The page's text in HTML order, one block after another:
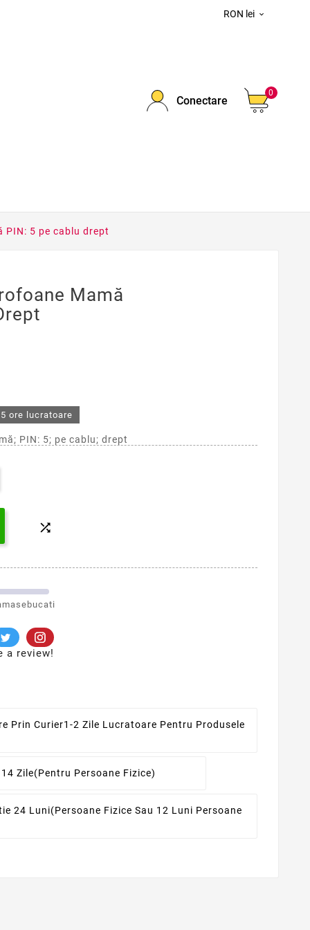
RON lei 
Conectare
0
PIN: 5 pe cablu drept
Mamă
ore lucratoare
PIN: 5; pe cablu; drept

a review!
Prin Curier1-2 Zile Lucratoare Pentru Produsele
Zile(pentru Persoane Fizice)
24 Luni(persoane Fizice Sau 12 Luni Persoane